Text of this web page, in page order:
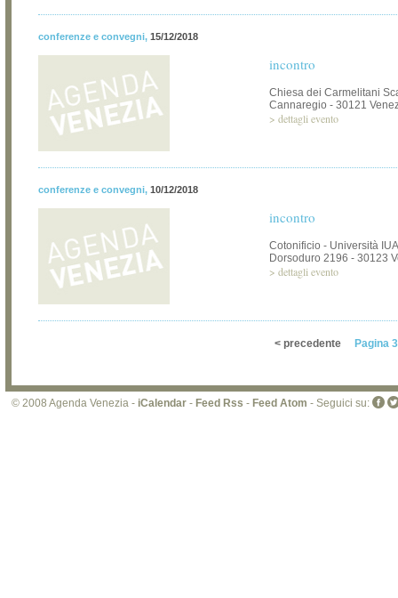
conferenze e convegni, 15/12/2018
incontro
Chiesa dei Carmelitani
Cannaregio - 30121
> dettagli evento
conferenze e convegni, 10/12/2018
incontro
Cotonificio - Università
Dorsoduro 2196 - 30123
> dettagli evento
< precedente Pagina
© 2008 Agenda Venezia - iCalendar - Feed Rss - Feed Atom - Seguici su: